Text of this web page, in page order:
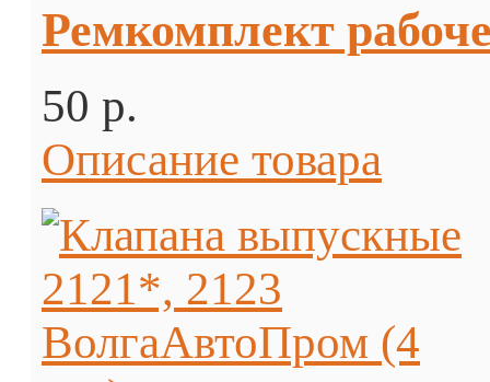
Ремкомплект
50 p.
Описание товара